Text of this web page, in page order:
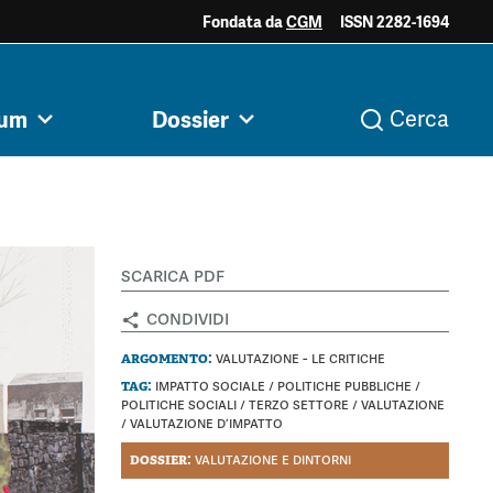
Fondata daCGM ISSN 2282-1694
Dossier Cerca
Archivio Argomenti
e
Acini di fuoco - Dossier
Mezzogiorno
Valutazione e
dintorni
scarica pdf
condividi
argomento: valutazione - le critiche
tag: impatto sociale / politiche pubbliche /
politiche sociali/terzo settore /valutazione
/valutazione d’impatto
dossier: valutazione e dintorni